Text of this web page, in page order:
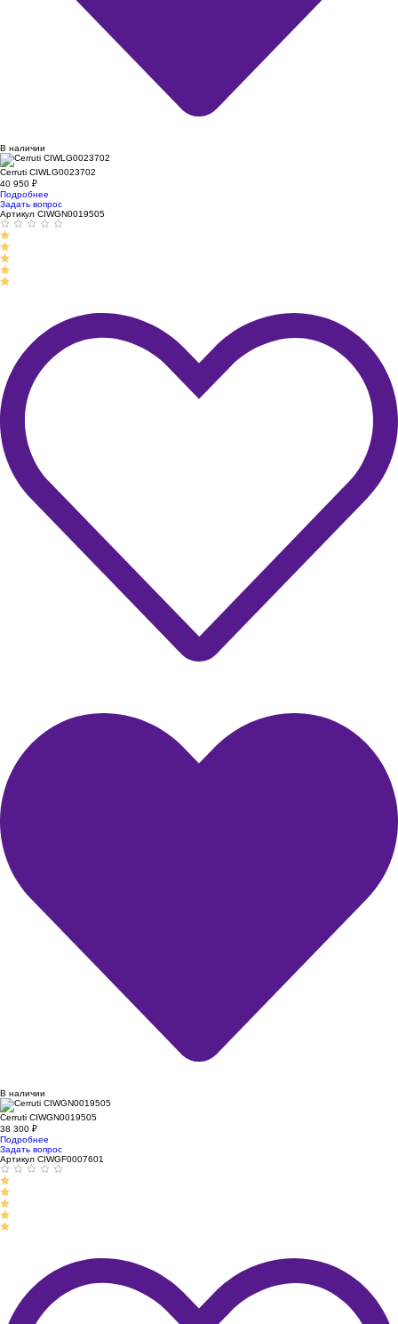
В наличии
Cerruti CIWLG0023702
40 950 ₽
Подробнее
Задать вопрос
Артикул CIWGN0019505
В наличии
Cerruti CIWGN0019505
38 300 ₽
Подробнее
Задать вопрос
Артикул CIWGF0007601